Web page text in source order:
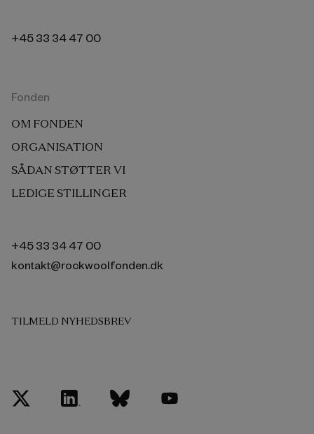
+45 33 34 47 00
Fonden
OM FONDEN
ORGANISATION
SÅDAN STØTTER VI
LEDIGE STILLINGER
+45 33 34 47 00
kontakt@rockwoolfonden.dk
TILMELD NYHEDSBREV